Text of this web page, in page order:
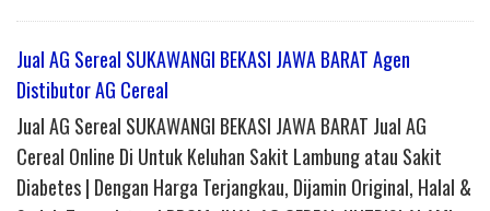
Jual AG Sereal SUKAWANGI BEKASI JAWA BARAT Agen
Distibutor AG Cereal
Jual AG Sereal SUKAWANGI BEKASI JAWA BARAT Jual AG
Cereal Online Di Untuk Keluhan Sakit Lambung atau Sakit
Diabetes | Dengan Harga Terjangkau, Dijamin Original, Halal &